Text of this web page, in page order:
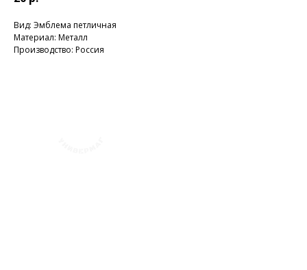
Вид: Эмблема петличная
Материал: Металл
Производство: Россия